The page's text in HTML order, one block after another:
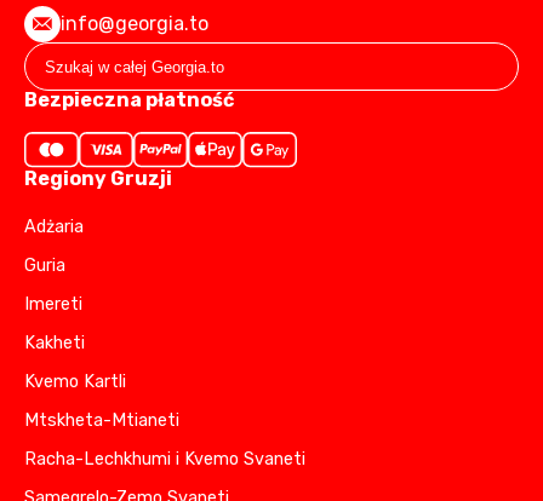
info@georgia.to
Bezpieczna płatność
Regiony Gruzji
Adżaria
Guria
Imereti
Kakheti
Kvemo Kartli
Mtskheta-Mtianeti
Racha-Lechkhumi i Kvemo Svaneti